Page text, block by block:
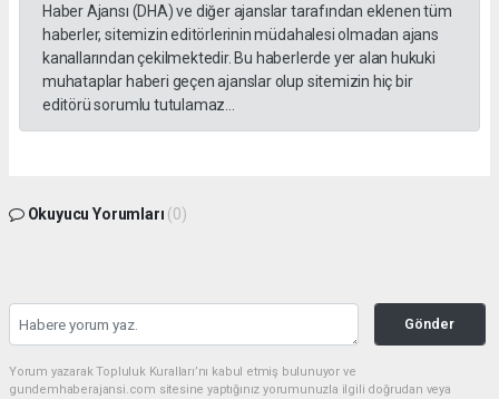
Haber Ajansı (DHA) ve diğer ajanslar tarafından eklenen tüm
haberler, sitemizin editörlerinin müdahalesi olmadan ajans
kanallarından çekilmektedir. Bu haberlerde yer alan hukuki
muhataplar haberi geçen ajanslar olup sitemizin hiç bir
editörü sorumlu tutulamaz...
Okuyucu Yorumları (0)
Gönder
Yorum yazarak Topluluk Kuralları’nı kabul etmiş bulunuyor ve
gundemhaberajansi.com sitesine yaptığınız yorumunuzla ilgili doğrudan veya